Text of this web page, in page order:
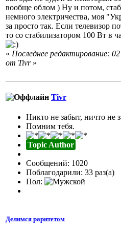
вообще облом ) Ну и потом,
немного электричества, моя
за просто так. Если телевизор
то со стабилизатором 100 Вт в
« Последнее редактирование:
от Tivr»
Tivr
Никто не забыт, ничто не
Помним тебя.
Topic Author
Сообщений: 1020
Поблагодарили: 33 раз(а)
Пол:
Делимся раритетом